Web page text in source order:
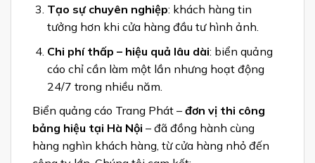
Tạo sự chuyên nghiệp: khách hàng tin
tưởng hơn khi cửa hàng đầu tư hình ảnh.
Chi phí thấp – hiệu quả lâu dài: biển quảng
cáo chỉ cần làm một lần nhưng hoạt động
24/7 trong nhiều năm.
Biển quảng cáo Trang Phát – đơn vị thi công
bảng hiệu tại Hà Nội – đã đồng hành cùng
hàng nghìn khách hàng, từ cửa hàng nhỏ đến